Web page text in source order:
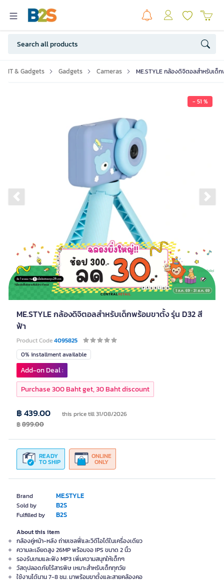
IT & Gadgets Gadgets Cameras ME.STYLE กล้องดิจิตอลสำหรับเด็
- 51 %
Previous slide
ME.STYLE กล้องดิจิตอลสำหรับเด็กพร้อมขาตั้ง รุ่น D32 สี
ฟ้า
Product Code4095825
Brand ME.STYLE
Sold by B2S
Fulfilled by B2S
0% installment available
READY
TO SHIP
ONLINE
ONLY
฿ 439.00 this price till 31/08/2026
฿899.00
Add-on Deal :
Purchase 300 Baht get, 30 Baht discount
About this item
กล้องคู่หน้า-หลัง ถ่ายเซลฟี่และวิดีโอได้ในเครื่องเดียว
ความละเอียดสูง 26MP พร้อมจอ IPS ขนาด 2 นิ้ว
รองรับเกมและฟัง MP3 เพิ่มความสนุกให้เด็กๆ
วัสดุปลอดภัยไร้สารพิษ เหมาะสำหรับเด็กทุกวัย
ใช้งานได้นาน 7-8 ชม. มาพร้อมขาตั้งและสายคล้องคอ